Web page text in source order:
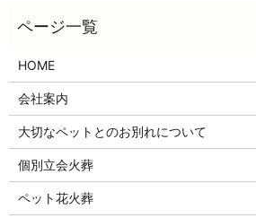
HOME
会社案内
大切なペットとのお別れについて
個別立会火葬
ペット花火葬